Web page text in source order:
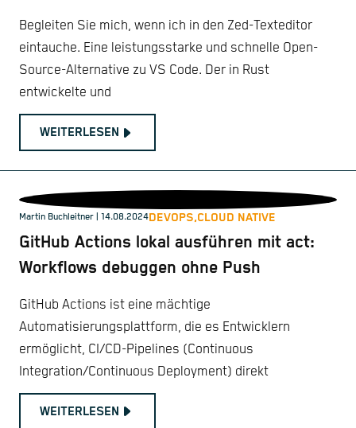
Begleiten Sie mich, wenn ich in den Zed-Texteditor
eintauche. Eine leistungsstarke und schnelle Open-
Source-Alternative zu VS Code. Der in Rust
entwickelte und
WEITERLESEN
Martin Buchleitner | 14.08.2024DEVOPS,CLOUD NATIVE
GitHub Actions lokal ausführen mit act:
Workflows debuggen ohne Push
GitHub Actions ist eine mächtige
Automatisierungsplattform, die es Entwicklern
ermöglicht, CI/CD-Pipelines (Continuous
Integration/Continuous Deployment) direkt
WEITERLESEN